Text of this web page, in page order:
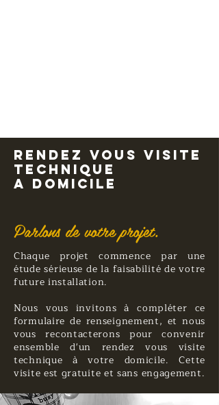
Rendez vous visite
technique
A domicile
Parlons de votre projet.
Chaque projet commence par une
étude sérieuse de la faisabilité de votre
future installation.
Nous vous invitons à compléter ce
formulaire de renseignement, et nous
vous recontacterons pour convenir
ensemble d'un rendez vous visite
technique à votre domicile. Cette
visite est gratuite et sans engagement.